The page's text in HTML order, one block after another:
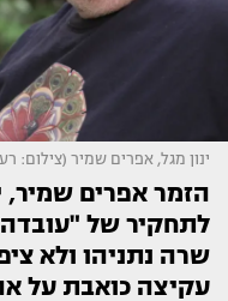
ינון מגל, אפרים שמיר (צילום:
הזמר אפרים שמיר,
לתחקיר של
שרה נתניהו ולא
עקיצה כואבת על